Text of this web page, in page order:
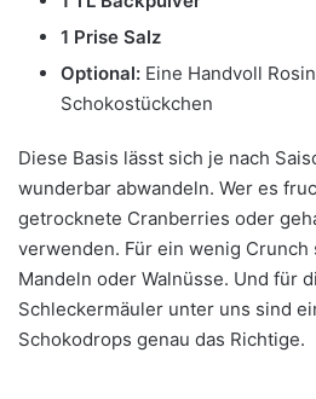
1 Prise Salz
Optional: Eine Handvoll
Schokostückchen
Diese Basis lässt sich je nach
wunderbar abwandeln. Wer es
getrocknete Cranberries oder
verwenden. Für ein wenig Crunch
Mandeln oder Walnüsse. Und für
Schleckermäuler unter uns sind
Schokodrops genau das Richtige.